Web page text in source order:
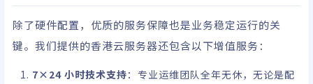
除了硬件配置，优质的服务保障也是业务稳定运行的关
键。我们提供的香港云服务器还包含以下增值服务：
7×24 小时技术支持：专业运维团队全年无休，无论是配